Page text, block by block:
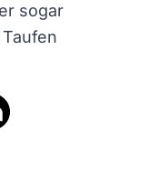
sogar